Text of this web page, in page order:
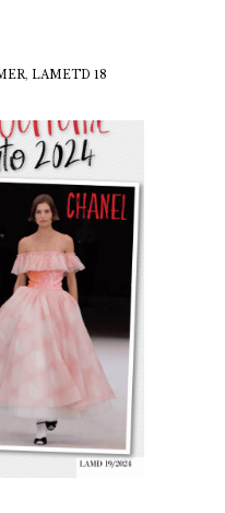
, LAMETD 18